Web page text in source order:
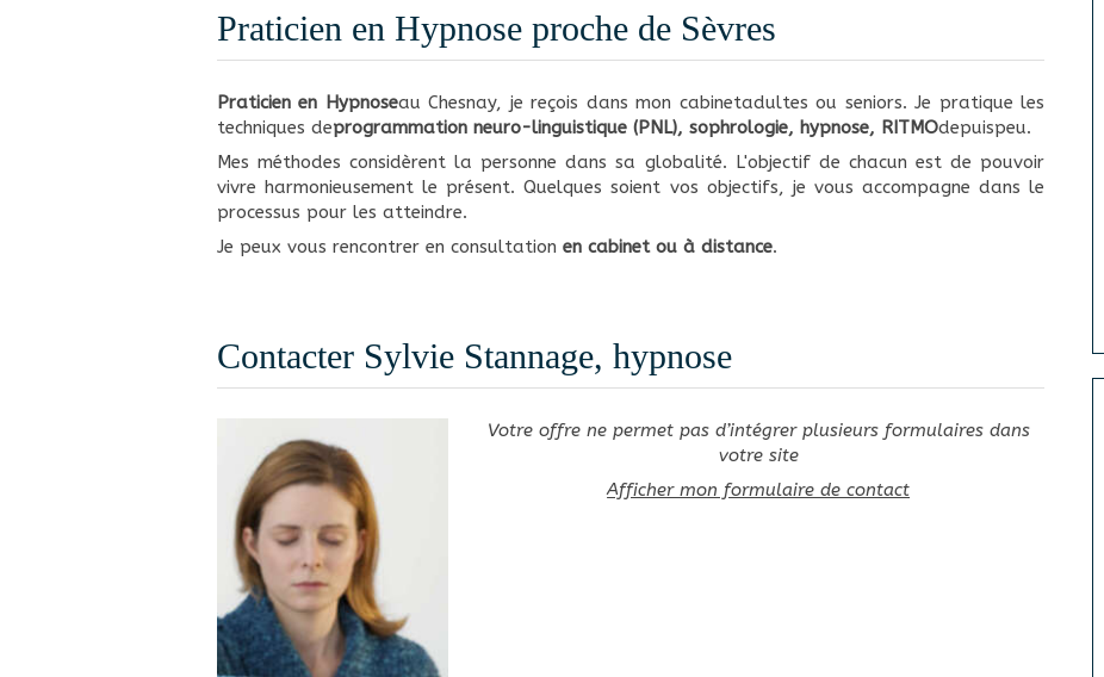
Praticien en Hypnose proche de Sèvres
Praticien en Hypnoseau Chesnay, je reçois dans mon cabinetadultes ou seniors. Je pratique les
techniques deprogrammation neuro-linguistique (PNL), sophrologie, hypnose, RITMOdepuispeu.
Mes méthodes considèrent la personne dans sa globalité. L'objectif de chacun est de pouvoir
vivre harmonieusement le présent. Quelques soient vos objectifs, je vous accompagne dans le
processus pour les atteindre.
Je peux vous rencontrer en consultation en cabinet ou à distance.
Contacter Sylvie Stannage, hypnose
Votre offre ne permet pas d’intégrer plusieurs formulaires dans
votre site
Afficher mon formulaire de contact